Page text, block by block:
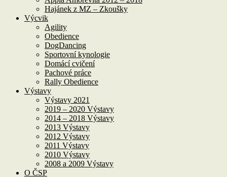
Hajánek z MZ – Zkoušky
Výcvik
Agility
Obedience
DogDancing
Sportovní kynologie
Domácí cvičení
Pachové práce
Rally Obedience
Výstavy
Výstavy 2021
2019 – 2020 Výstavy
2014 – 2018 Výstavy
2013 Výstavy
2012 Výstavy
2011 Výstavy
2010 Výstavy
2008 a 2009 Výstavy
O ČSP